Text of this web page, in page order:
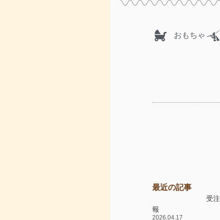
おもちゃ
最近の記事
受
報
2026.04.17